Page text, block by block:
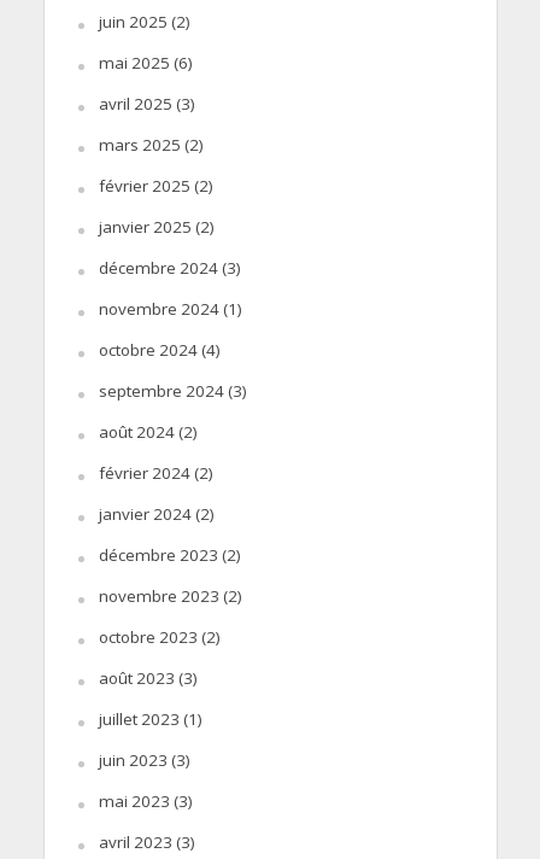
juin 2025 (2)
mai 2025 (6)
avril 2025 (3)
mars 2025 (2)
février 2025 (2)
janvier 2025 (2)
décembre 2024(3)
novembre 2024(1)
octobre 2024(4)
septembre 2024(3)
août 2024(2)
février 2024(2)
janvier 2024(2)
décembre 2023 (2)
novembre 2023 (2)
octobre 2023 (2)
août 2023 (3)
juillet 2023 (1)
juin 2023 (3)
mai 2023 (3)
avril 2023 (3)